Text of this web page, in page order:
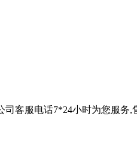
客服电话7*24小时为您服务,